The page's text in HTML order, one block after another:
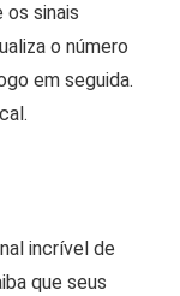
os sinais
o número
em seguida.
incrível de
que seus